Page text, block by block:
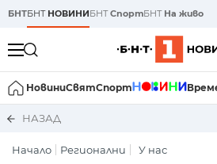
БНТБНТ НОВИНИБНТСпортБНТ На живо
НовиниСвятСпорт
НАЗАД
Начало Регионални У нас